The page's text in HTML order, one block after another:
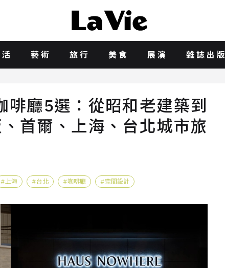
藝術 旅行 美食 展演 雜誌出版
廳5選：從昭和老建築到
首爾、上海、台北城市旅
上海 台北 咖啡廳 空間設計